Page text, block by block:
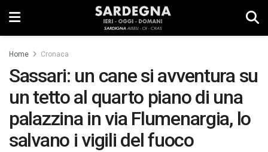
Home Cronaca
Sassari: un cane si avventura su
un tetto al quarto piano di una
palazzina in via Flumenargia, lo
salvano i vigili del fuoco